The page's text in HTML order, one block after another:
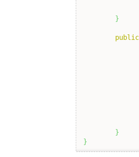
}
public
}
}